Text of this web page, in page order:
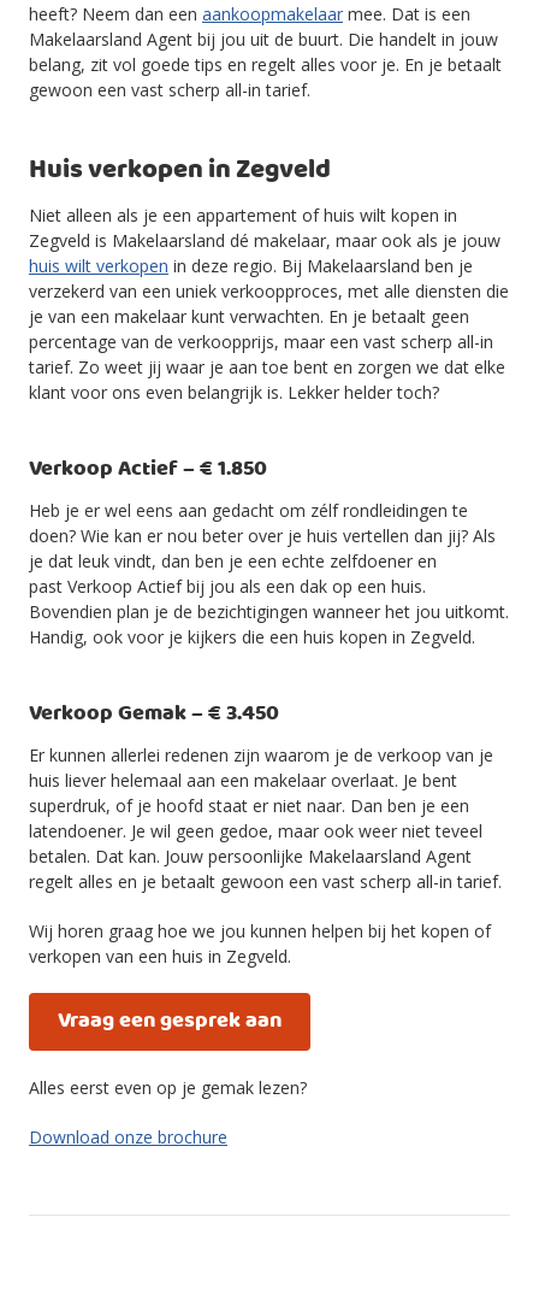
heeft? Neem dan een aankoopmakelaar mee. Dat is een
Makelaarsland Agent bij jou uit de buurt. Die handelt in jouw
belang, zit vol goede tips en regelt alles voor je. En je betaalt
gewoon een vast scherp all-in tarief.
Huis verkopen in Zegveld
Niet alleen als je een appartement of huis wilt kopen in
Zegveld is Makelaarsland dé makelaar, maar ook als je jouw
huis wilt verkopen in deze regio. Bij Makelaarsland ben je
verzekerd van een uniek verkoopproces, met alle diensten die
je van een makelaar kunt verwachten. En je betaalt geen
percentage van de verkoopprijs, maar een vast scherp all-in
tarief. Zo weet jij waar je aan toe bent en zorgen we dat elke
klant voor ons even belangrijk is. Lekker helder toch?
Verkoop Actief – € 1.850
Heb je er wel eens aan gedacht om zélf rondleidingen te
doen? Wie kan er nou beter over je huis vertellen dan jij? Als
je dat leuk vindt, dan ben je een echte zelfdoener en
past Verkoop Actief bij jou als een dak op een huis.
Bovendien plan je de bezichtigingen wanneer het jou uitkomt.
Handig, ook voor je kijkers die een huis kopen in Zegveld.
Verkoop Gemak – € 3.450
Er kunnen allerlei redenen zijn waarom je de verkoop van je
huis liever helemaal aan een makelaar overlaat. Je bent
superdruk, of je hoofd staat er niet naar. Dan ben je een
latendoener. Je wil geen gedoe, maar ook weer niet teveel
betalen. Dat kan. Jouw persoonlijke Makelaarsland Agent
regelt alles en je betaalt gewoon een vast scherp all-in tarief.
Wij horen graag hoe we jou kunnen helpen bij het kopen of
verkopen van een huis in Zegveld.
Vraag een gesprek aan
Alles eerst even op je gemak lezen?
Download onze brochure